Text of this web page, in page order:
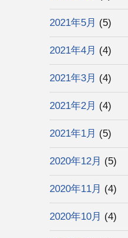
2021年5月 (5)
2021年4月 (4)
2021年3月 (4)
2021年2月 (4)
2021年1月 (5)
2020年12月 (5)
2020年11月 (4)
2020年10月 (4)